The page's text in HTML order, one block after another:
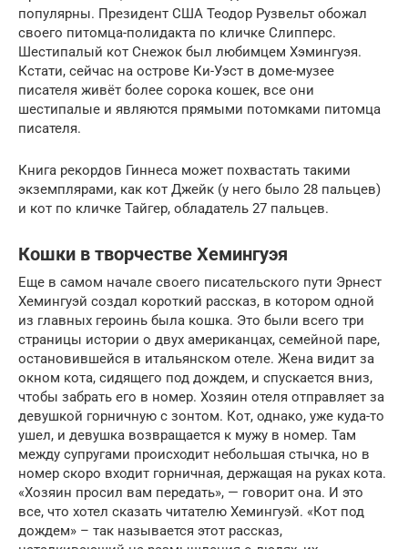
популярны. Президент США Теодор Рузвельт обожал
своего питомца-полидакта по кличке Слипперс.
Шестипалый кот Снежок был любимцем Хэмингуэя.
Кстати, сейчас на острове Ки-Уэст в доме-музее
писателя живёт более сорока кошек, все они
шестипалые и являются прямыми потомками питомца
писателя.
Книга рекордов Гиннеса может похвастать такими
экземплярами, как кот Джейк (у него было 28 пальцев)
и кот по кличке Тайгер, обладатель 27 пальцев.
Кошки в творчестве Хемингуэя
Еще в самом начале своего писательского пути Эрнест
Хемингуэй создал короткий рассказ, в котором одной
из главных героинь была кошка. Это были всего три
страницы истории о двух американцах, семейной паре,
остановившейся в итальянском отеле. Жена видит за
окном кота, сидящего под дождем, и спускается вниз,
чтобы забрать его в номер. Хозяин отеля отправляет за
девушкой горничную с зонтом. Кот, однако, уже куда-то
ушел, и девушка возвращается к мужу в номер. Там
между супругами происходит небольшая стычка, но в
номер скоро входит горничная, держащая на руках кота.
«Хозяин просил вам передать», — говорит она. И это
все, что хотел сказать читателю Хемингуэй. «Кот под
дождем» – так называется этот рассказ,